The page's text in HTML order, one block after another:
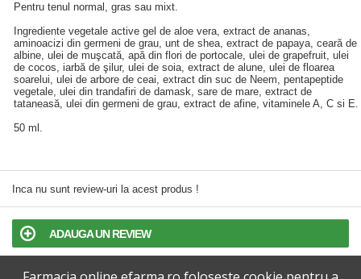
Pentru tenul normal, gras sau mixt.
Ingrediente vegetale active gel de aloe vera, extract de ananas,
aminoacizi din germeni de grau, unt de shea, extract de papaya, ceară de
albine, ulei de muşcată, apă din flori de portocale, ulei de grapefruit, ulei
de cocos, iarbă de şilur, ulei de soia, extract de alune, ulei de floarea
soarelui, ulei de arbore de ceai, extract din suc de Neem, pentapeptide
vegetale, ulei din trandafiri de damask, sare de mare, extract de
tataneasă, ulei din germeni de grau, extract de afine, vitaminele A, C si E.
50 ml.
Inca nu sunt review-uri la acest produs !
ADAUGA UN REVIEW